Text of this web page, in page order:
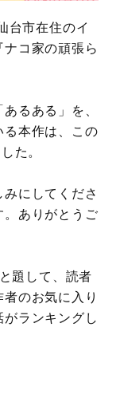
台市在住のイ
コ家の頑張ら
るある」を、
本作は、この
た。
にしてくださ
ありがとうご
題して、読者
のお気に入り
ランキングし